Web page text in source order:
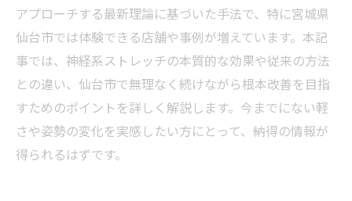
アプローチする最新理論に基づいた手法で、特に宮城県
仙台市では体験できる店舗や事例が増えています。本記
事では、神経系ストレッチの本質的な効果や従来の方法
との違い、仙台市で無理なく続けながら根本改善を目指
すためのポイントを詳しく解説します。今までにない軽
さや姿勢の変化を実感したい方にとって、納得の情報が
得られるはずです。